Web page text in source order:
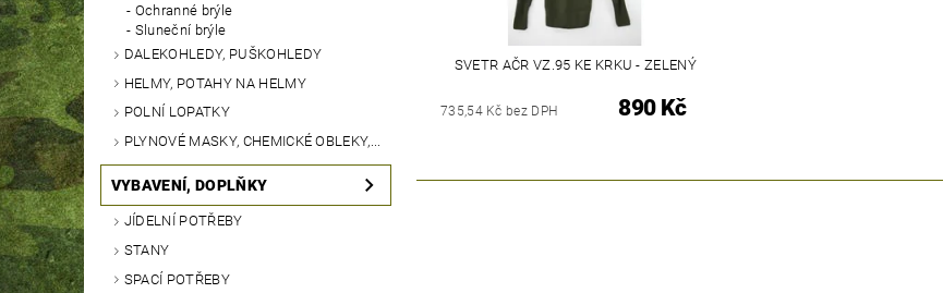
Ochranné brýle
Sluneční brýle
DALEKOHLEDY, PUŠKOHLEDY
HELMY, POTAHY NA HELMY
POLNÍ LOPATKY
PLYNOVÉ MASKY, CHEMICKÉ OBLEKY,...
VYBAVENÍ, DOPLŇKY
JÍDELNÍ POTŘEBY
STANY
SPACÍ POTŘEBY
SVETR AČR VZ.95 KE KRKU - ZELENÝ
735,54 Kč bez DPH 890 Kč